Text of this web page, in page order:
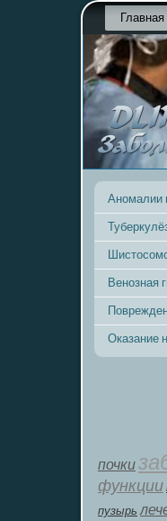
Главная
Аномалии
Венозная
Оказание
почки
функции
пузырь